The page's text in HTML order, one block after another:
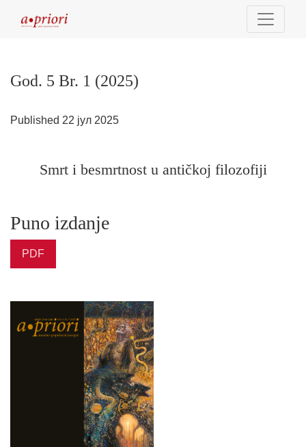
God. 5 Br. 1 (2025): Smrt i besmrtnost u antičkoj filozofiji
God. 5 Br. 1 (2025)
Published 22 јул 2025
Smrt i besmrtnost u antičkoj filozofiji
Puno izdanje
PDF